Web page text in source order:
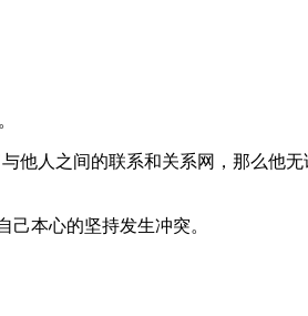
他人之间的联系和关系网，那么他
本心的坚持发生冲突。